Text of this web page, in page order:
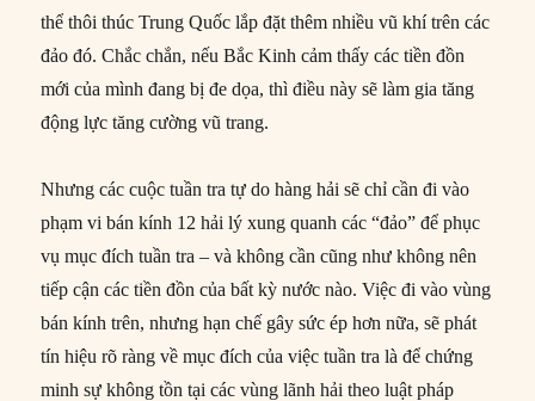
thể thôi thúc Trung Quốc lắp đặt thêm nhiều vũ khí trên các
đảo đó. Chắc chắn, nếu Bắc Kinh cảm thấy các tiền đồn
mới của mình đang bị đe dọa, thì điều này sẽ làm gia tăng
động lực tăng cường vũ trang.
Nhưng các cuộc tuần tra tự do hàng hải sẽ chỉ cần đi vào
phạm vi bán kính 12 hải lý xung quanh các “đảo” để phục
vụ mục đích tuần tra – và không cần cũng như không nên
tiếp cận các tiền đồn của bất kỳ nước nào. Việc đi vào vùng
bán kính trên, nhưng hạn chế gây sức ép hơn nữa, sẽ phát
tín hiệu rõ ràng về mục đích của việc tuần tra là để chứng
minh sự không tồn tại các vùng lãnh hải theo luật pháp